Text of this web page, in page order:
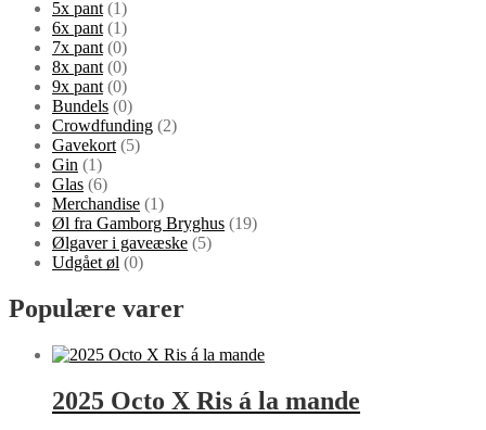
5x pant (1)
6x pant (1)
7x pant (0)
8x pant (0)
9x pant (0)
Bundels (0)
Crowdfunding (2)
Gavekort (5)
Gin (1)
Glas (6)
Merchandise (1)
Øl fra Gamborg Bryghus (19)
Ølgaver i gaveæske (5)
Udgået øl (0)
Populære varer
2025 Octo X Ris á la mande